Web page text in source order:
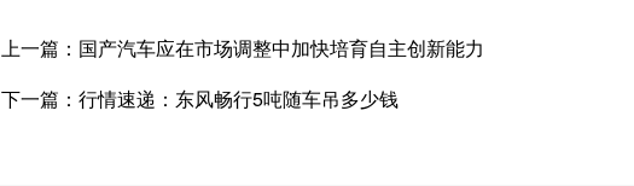
上一篇：国产汽车应在市场调整中加快培育自主创新能力
下一篇：行情速递：东风畅行5吨随车吊多少钱